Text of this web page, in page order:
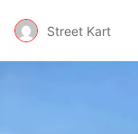
Street Kart